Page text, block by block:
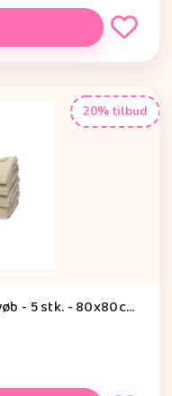
20% tilbud
Disana Muslin Stofbleer/Minisvøb - 5 stk. - 80x80cm. - Natural